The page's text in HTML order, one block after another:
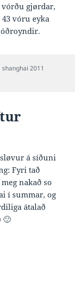
vórðu gjørdar,
vóru eyka
Tags
shanghai 2011
í Shanghai
á síðuni
Fyri tað
nakað so
í summar, og
átalað
🙂
sveik